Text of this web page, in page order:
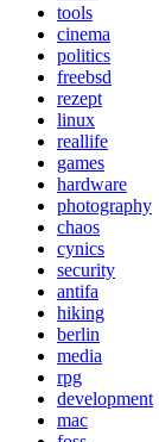
tools
cinema
politics
freebsd
rezept
linux
reallife
games
hardware
photography
chaos
cynics
security
antifa
hiking
berlin
media
rpg
development
mac